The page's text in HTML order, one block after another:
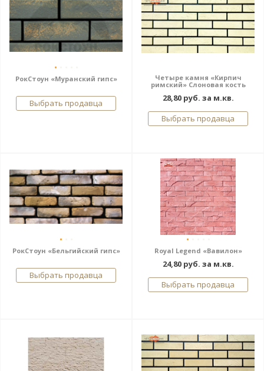
РокСтоун «Муранский гипс»
Выбрать продавца
Четыре камня «Кирпич
римский» Слоновая кость
28,80 руб. за м.кв.
Выбрать продавца
РокСтоун «Бельгийский гипс»
Выбрать продавца
Royal Legend «Вавилон»
24,80 руб. за м.кв.
Выбрать продавца